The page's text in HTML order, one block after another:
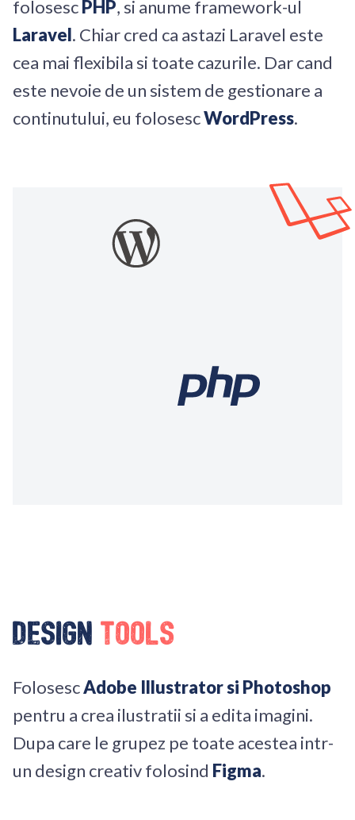
folosesc PHP, si anume framework-ul
Laravel. Chiar cred ca astazi Laravel este
cea mai flexibila si toate cazurile. Dar cand
este nevoie de un sistem de gestionare a
continutului, eu folosescWordPress.
Design Tools
FolosescAdobe Illustrator si Photoshop
pentru a crea ilustratii si a edita imagini.
Dupa care le grupez pe toate acestea intr-
un design creativ folosind Figma.